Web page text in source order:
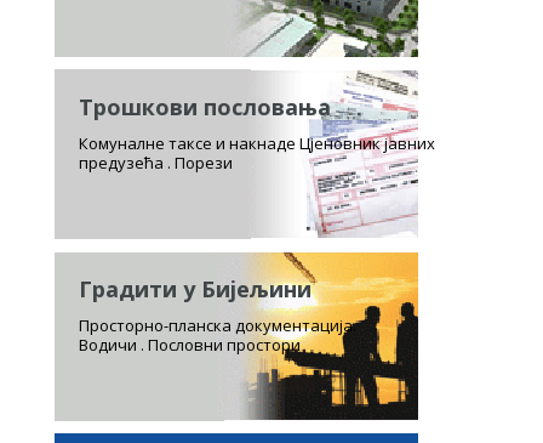
Трошкови пословања
Комуналне таксе и накнаде Цјеновник јавних
предузећа . Порези
Градити у Бијељини
Просторно-планска документација.
Водичи . Пословни простори